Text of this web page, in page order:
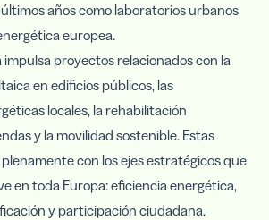
años como laboratorios urbanos
europea.
proyectos relacionados con la
en edificios públicos, las
locales, la rehabilitación
y la movilidad sostenible. Estas
con los ejes estratégicos que
en toda Europa: eficiencia energética,
y participación ciudadana.